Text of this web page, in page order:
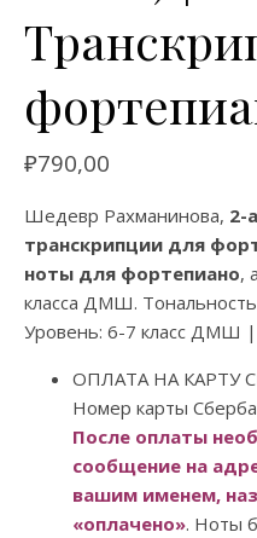
₽790,00
Шедевр Рахманинова, 2-
транскрипции для
ноты для фортепиано,
класса ДМШ.
Уровень: 6-7 класс ДМШ |
ОПЛАТА НА КАРТУ
Номер карты
После оплаты
сообщение на
вашим именем,
«оплачено». Ноты